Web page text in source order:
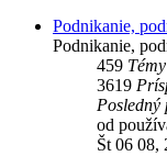
Podnikanie,
Podnikanie,
459 Témy
3619
Posledný
od
Št 06 08,